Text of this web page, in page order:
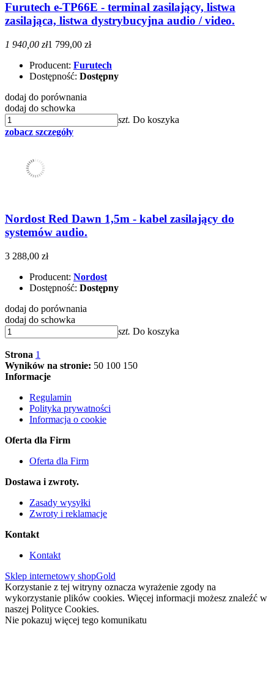
Furutech e-TP66E - terminal zasilający, listwa
zasilająca, listwa dystrybucyjna audio / video.
1 940,00 zł1 799,00 zł
Producent: Furutech
Dostępność: Dostępny
dodaj do porównania
dodaj do schowka
szt. Do koszyka
zobacz szczegóły
Nordost Red Dawn 1,5m - kabel zasilający do
systemów audio.
3 288,00 zł
Producent: Nordost
Dostępność: Dostępny
dodaj do porównania
dodaj do schowka
szt. Do koszyka
Strona 1
Wyników na stronie: 50 100 150
Informacje
Regulamin
Polityka prywatności
Informacja o cookie
Oferta dla Firm
Oferta dla Firm
Dostawa i zwroty.
Zasady wysyłki
Zwroty i reklamacje
Kontakt
Kontakt
Sklep internetowy shopGold
Korzystanie z tej witryny oznacza wyrażenie zgody na
wykorzystanie plików cookies. Więcej informacji możesz znaleźć w
naszej Polityce Cookies.
Nie pokazuj więcej tego komunikatu